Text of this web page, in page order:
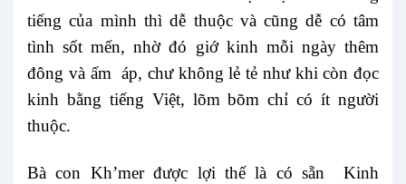
tiếng của mình thì dễ thuộc và cũng dễ có tâm
tình sốt mến, nhờ đó giớ kinh mỗi ngày thêm
đông và ấm áp, chư không lẻ tẻ như khi còn đọc
kinh bằng tiếng Việt, lõm bõm chỉ có ít người
thuộc.
Bà con Kh’mer được lợi thế là có sẵn Kinh